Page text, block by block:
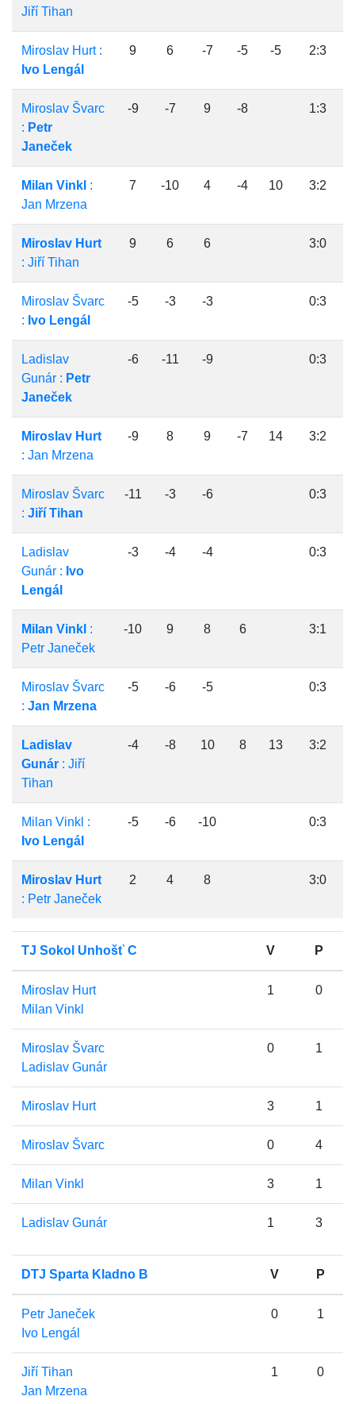
Jiří Tihan
Miroslav Hurt :
Ivo Lengál
9 6 -7 -5 -5 2:3
Miroslav Švarc
: Petr
Janeček
-9 -7 9 -8 1:3
Milan Vinkl :
Jan Mrzena
7 -10 4 -4 10 3:2
Miroslav Hurt
: Jiří Tihan
9 6 6 3:0
Miroslav Švarc
: Ivo Lengál
-5 -3 -3 0:3
Ladislav
Gunár : Petr
Janeček
-6 -11 -9 0:3
Miroslav Hurt
: Jan Mrzena
-9 8 9 -7 14 3:2
Miroslav Švarc
: Jiří Tihan
-11 -3 -6 0:3
Ladislav
Gunár : Ivo
Lengál
-3 -4 -4 0:3
Milan Vinkl :
Petr Janeček
-10 9 8 6 3:1
Miroslav Švarc
: Jan Mrzena
-5 -6 -5 0:3
Ladislav
Gunár : Jiří
Tihan
-4 -8 10 8 13 3:2
Milan Vinkl :
Ivo Lengál
-5 -6 -10 0:3
Miroslav Hurt
: Petr Janeček
2 4 8 3:0
TJ Sokol Unhošť C V P
Miroslav Hurt
Milan Vinkl
1 0
Miroslav Švarc
Ladislav Gunár
0 1
Miroslav Hurt 3 1
Miroslav Švarc 0 4
Milan Vinkl 3 1
Ladislav Gunár 1 3
DTJ Sparta Kladno B V P
Petr Janeček
Ivo Lengál
0 1
Jiří Tihan
Jan Mrzena
1 0